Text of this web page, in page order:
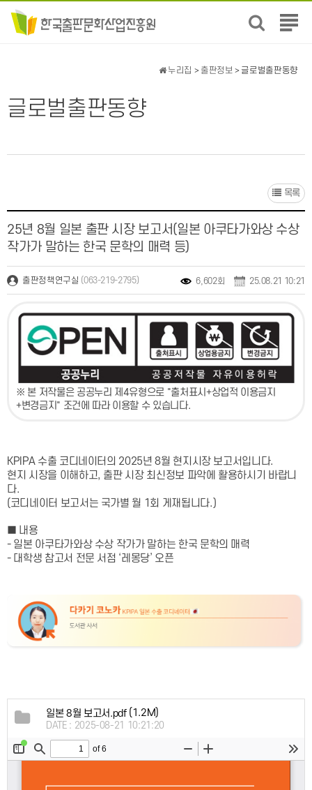
전
뉴
글로벌출판동향
누리집 > 출판정보 > 글로벌출판동향
목록
25년 8월 일본 출판 시장 보고서(일본 아쿠타가와상 수상
작가가 말하는 한국 문학의 매력 등)
출판정책연구실 (063-219-2795) 6,602회 25.08.21 10:21
※ 본 저작물은 공공누리 제4유형으로 "출처표시+상업적 이용금지
+변경금지" 조건에 따라 이용할 수 있습니다.
KPIPA 수출 코디네이터의 2025년 8월 현지시장 보고서입니다.
현지 시장을 이해하고, 출판 시장 최신정보 파악에 활용하시기 바랍니
다.
(코디네이터 보고서는 국가별 월 1회 게재됩니다.)
■ 내용
- 일본 아쿠타가와상 수상 작가가 말하는 한국 문학의 매력
- 대학생 참고서 전문 서점 ‘레몽당’ 오픈
일본 8월 보고서.pdf(1.2M)
DATE : 2025-08-21 10:21:20